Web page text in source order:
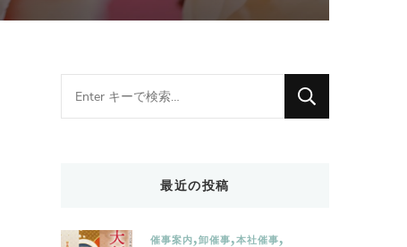
for
最近の投稿
催事案内 卸催事
本社催事